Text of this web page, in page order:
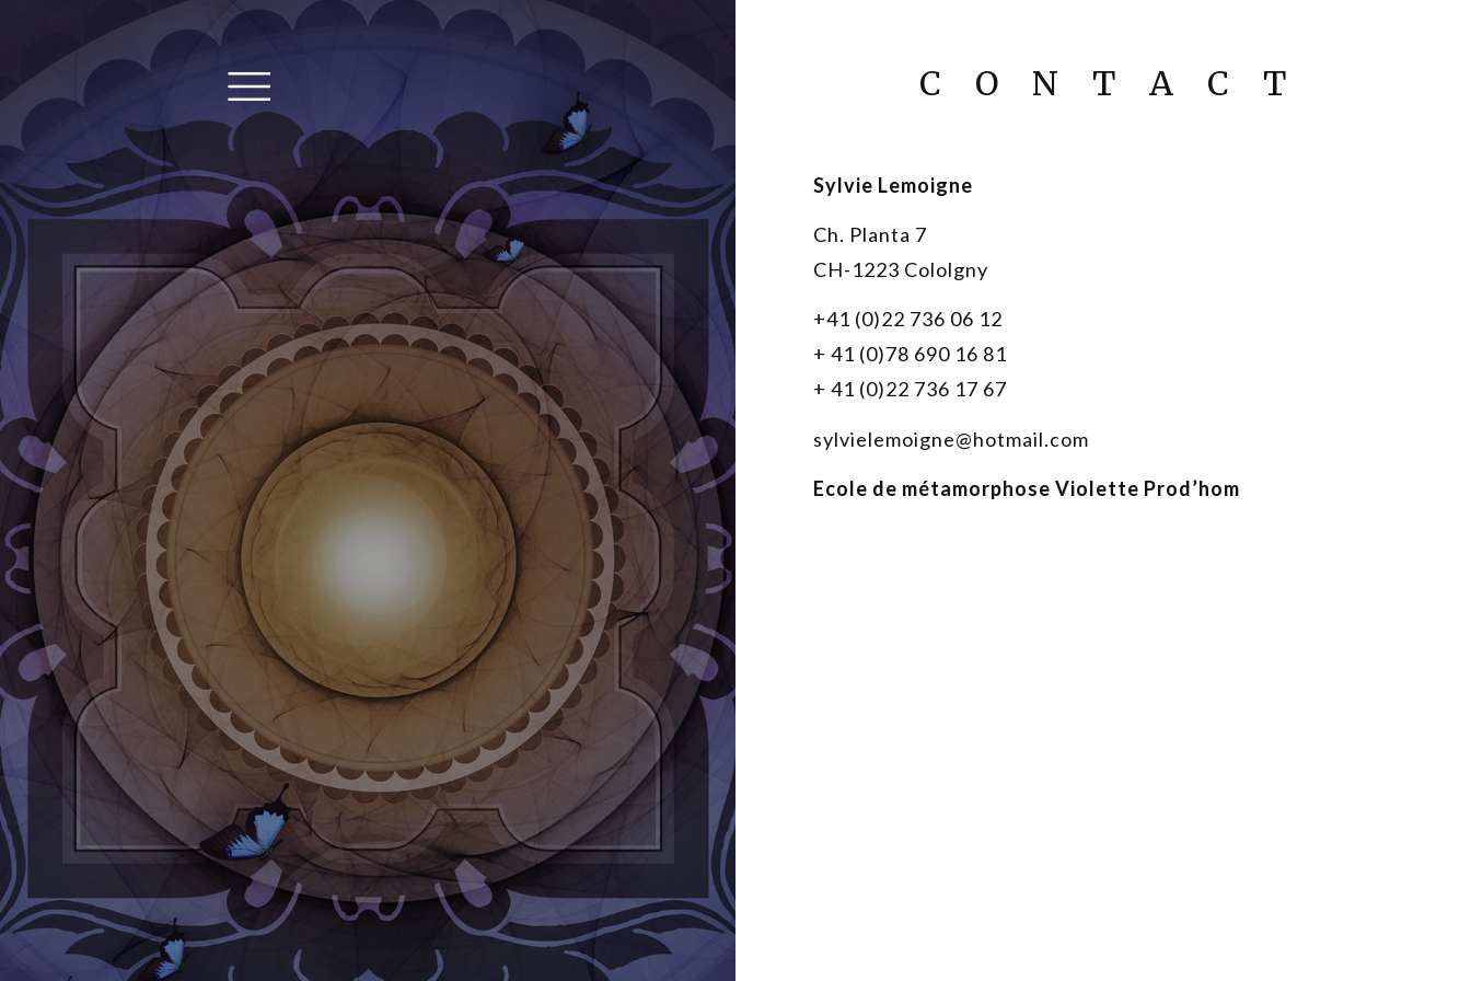
C O N T A C T
Sylvie Lemoigne
Ch. Planta 7
CH-1223 Cololgny
+41 (0)22 736 06 12
+ 41 (0)78 690 16 81
+ 41 (0)22 736 17 67
sylvielemoigne@hotmail.com
Ecole de métamorphose Violette Prod’hom